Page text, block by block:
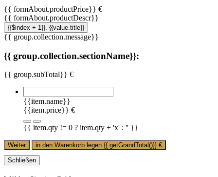
{{ formAbout.productPrice}} €
{{ formAbout.productDescr}}
{{$index + 1}}. {{value.title}}
{{ group.collection.message}}
{{ group.collection.sectionName}}:
{{ group.subTotal}} €
{{item.name}}
{{item.price}} €
{{ item.qty != 0 ? item.qty + 'x' : '' }}
Weiter in den Warenkorb legen {{ getGrandTotal()}} €
Schließen